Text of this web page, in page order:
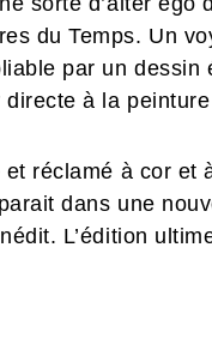
du Temps. Un
par un dessin
à la
et réclamé à cor
dans une
L’édition